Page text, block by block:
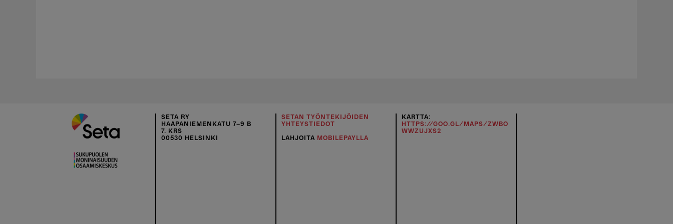
SETA RY
HAAPANIEMENKATU 7–9 B
7. KRS
00530 HELSINKI
SETAN TYÖNTEKIJÖIDEN
YHTEYSTIEDOT
LAHJOITA MOBILEPAYLLA
KARTTA:
HTTPS://GOO.GL/MAPS/ZWBO
WWZUJXS2